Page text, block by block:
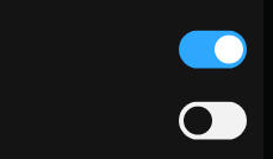
gingembre frais et en